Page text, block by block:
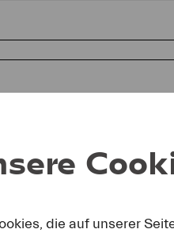
die auf unserer